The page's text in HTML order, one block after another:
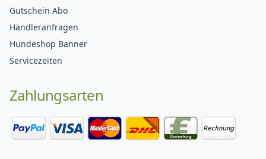
Gutschein Abo
Händleranfragen
Hundeshop Banner
Servicezeiten
Zahlungsarten